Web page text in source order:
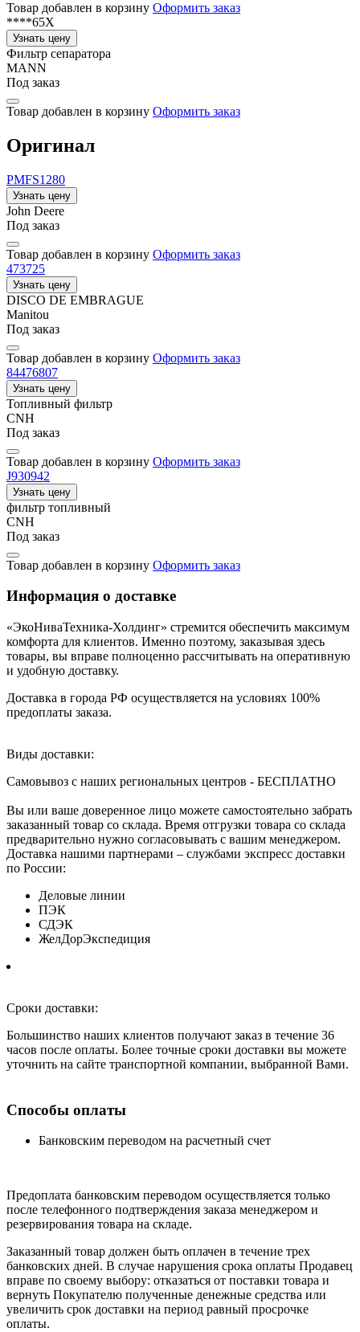
Товар добавлен в корзину Оформить заказ
****65X
Узнать цену
Фильтр сепаратора
MANN
Под заказ
Товар добавлен в корзину Оформить заказ
Оригинал
PMFS1280
Узнать цену
John Deere
Под заказ
Товар добавлен в корзину Оформить заказ
473725
Узнать цену
DISCO DE EMBRAGUE
Manitou
Под заказ
Товар добавлен в корзину Оформить заказ
84476807
Узнать цену
Топливный фильтр
CNH
Под заказ
Товар добавлен в корзину Оформить заказ
J930942
Узнать цену
фильтр топливный
CNH
Под заказ
Товар добавлен в корзину Оформить заказ
Информация о доставке
«ЭкоНиваТехника-Холдинг» стремится обеспечить максимум
комфорта для клиентов. Именно поэтому, заказывая здесь
товары, вы вправе полноценно рассчитывать на оперативную
и удобную доставку.
Доставка в города РФ осуществляется на условиях 100%
предоплаты заказа.
Виды доставки:
Самовывоз с наших региональных центров - БЕСПЛАТНО
Вы или ваше доверенное лицо можете самостоятельно забрать
заказанный товар со склада. Время отгрузки товара со склада
предварительно нужно согласовывать с вашим менеджером.
Доставка нашими партнерами – службами экспресс доставки
по России:
Деловые линии
ПЭК
СДЭК
ЖелДорЭкспедиция
Сроки доставки:
Большинство наших клиентов получают заказ в течение 36
часов после оплаты. Более точные сроки доставки вы можете
уточнить на сайте транспортной компании, выбранной Вами.
Способы оплаты
Банковским переводом на расчетный счет
Предоплата банковским переводом осуществляется только
после телефонного подтверждения заказа менеджером и
резервирования товара на складе.
Заказанный товар должен быть оплачен в течение трех
банковских дней. В случае нарушения срока оплаты Продавец
вправе по своему выбору: отказаться от поставки товара и
вернуть Покупателю полученные денежные средства или
увеличить срок доставки на период равный просрочке
оплаты.